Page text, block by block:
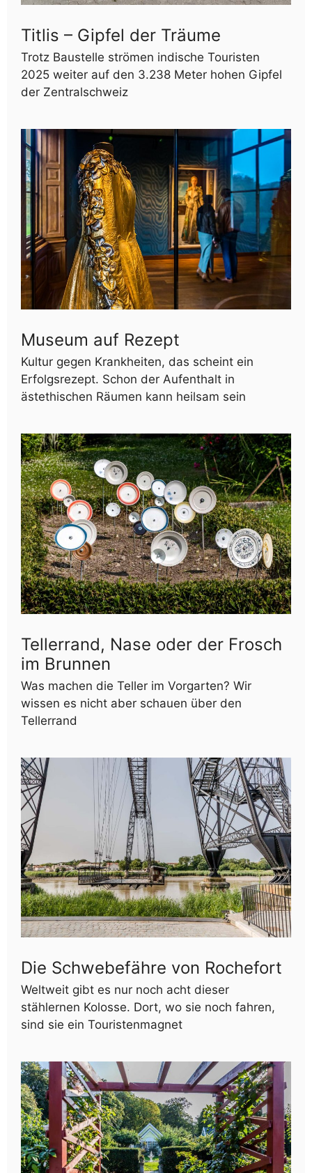
Titlis – Gipfel der Träume
Trotz Baustelle strömen indische Touristen
2025 weiter auf den 3.238 Meter hohen Gipfel
der Zentralschweiz
Museum auf Rezept
Kultur gegen Krankheiten, das scheint ein
Erfolgsrezept. Schon der Aufenthalt in
ästethischen Räumen kann heilsam sein
Tellerrand, Nase oder der Frosch
im Brunnen
Was machen die Teller im Vorgarten? Wir
wissen es nicht aber schauen über den
Tellerrand
Die Schwebefähre von Rochefort
Weltweit gibt es nur noch acht dieser
stählernen Kolosse. Dort, wo sie noch fahren,
sind sie ein Touristenmagnet